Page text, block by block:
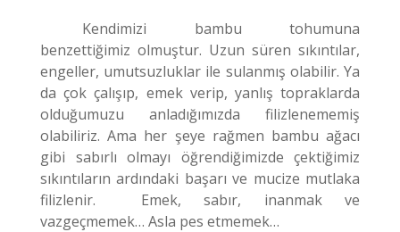
Kendimizi bambu tohumuna
benzettiğimiz olmuştur. Uzun süren sıkıntılar,
engeller, umutsuzluklar ile sulanmış olabilir. Ya
da çok çalışıp, emek verip, yanlış topraklarda
olduğumuzu anladığımızda filizlenememiş
olabiliriz. Ama her şeye rağmen bambu ağacı
gibi sabırlı olmayı öğrendiğimizde çektiğimiz
sıkıntıların ardındaki başarı ve mucize mutlaka
filizlenir. Emek, sabır, inanmak ve
vazgeçmemek… Asla pes etmemek…